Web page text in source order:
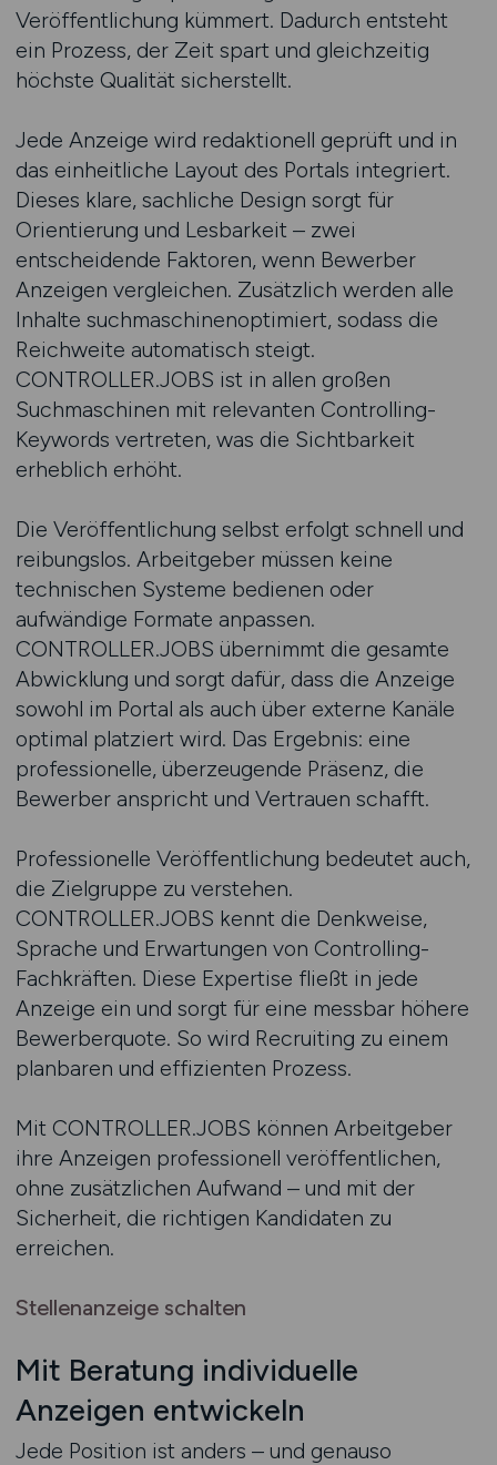
Veröffentlichung kümmert. Dadurch entsteht
ein Prozess, der Zeit spart und gleichzeitig
höchste Qualität sicherstellt.
Jede Anzeige wird redaktionell geprüft und in
das einheitliche Layout des Portals integriert.
Dieses klare, sachliche Design sorgt für
Orientierung und Lesbarkeit – zwei
entscheidende Faktoren, wenn Bewerber
Anzeigen vergleichen. Zusätzlich werden alle
Inhalte suchmaschinenoptimiert, sodass die
Reichweite automatisch steigt.
CONTROLLER.JOBS ist in allen großen
Suchmaschinen mit relevanten Controlling-
Keywords vertreten, was die Sichtbarkeit
erheblich erhöht.
Die Veröffentlichung selbst erfolgt schnell und
reibungslos. Arbeitgeber müssen keine
technischen Systeme bedienen oder
aufwändige Formate anpassen.
CONTROLLER.JOBS übernimmt die gesamte
Abwicklung und sorgt dafür, dass die Anzeige
sowohl im Portal als auch über externe Kanäle
optimal platziert wird. Das Ergebnis: eine
professionelle, überzeugende Präsenz, die
Bewerber anspricht und Vertrauen schafft.
Professionelle Veröffentlichung bedeutet auch,
die Zielgruppe zu verstehen.
CONTROLLER.JOBS kennt die Denkweise,
Sprache und Erwartungen von Controlling-
Fachkräften. Diese Expertise fließt in jede
Anzeige ein und sorgt für eine messbar höhere
Bewerberquote. So wird Recruiting zu einem
planbaren und effizienten Prozess.
Mit CONTROLLER.JOBS können Arbeitgeber
ihre Anzeigen professionell veröffentlichen,
ohne zusätzlichen Aufwand – und mit der
Sicherheit, die richtigen Kandidaten zu
erreichen.
Stellenanzeige schalten
Mit Beratung individuelle
Anzeigen entwickeln
Jede Position ist anders – und genauso